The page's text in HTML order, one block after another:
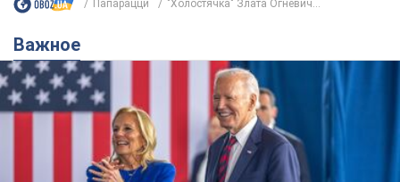
Папарацци "Холостячка" Злата Огневич...
Важное